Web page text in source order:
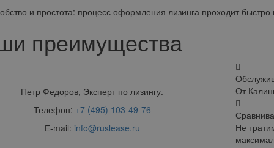
и простота: процесс оформления лизинга проходит быстро
преимущества
Петр Федоров, Эксперт по лизингу.
Телефон: +7 (495) 103-49-76
Е-mail: info@ruslease.ru
От
Не